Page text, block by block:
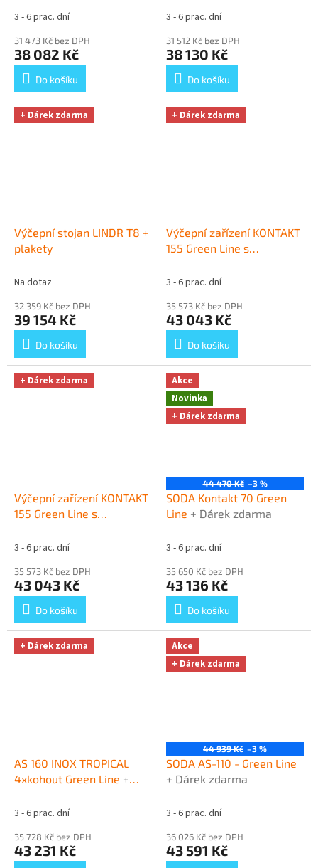
3 - 6 prac. dní
31 473 Kč bez DPH
38 082 Kč
Do košíku
3 - 6 prac. dní
31 512 Kč bez DPH
38 130 Kč
Do košíku
+ Dárek zdarma
Výčepní stojan LINDR T8 +
plakety
Na dotaz
32 359 Kč bez DPH
39 154 Kč
Do košíku
+ Dárek zdarma
Výčepní zařízení KONTAKT
155 Green Line s
bez naražečů
3 - 6 prac. dní
35 573 Kč bez DPH
43 043 Kč
Do košíku
+ Dárek zdarma
Výčepní zařízení KONTAKT
155 Green Line s
bez naražečů
3 - 6 prac. dní
35 573 Kč bez DPH
43 043 Kč
Do košíku
Akce
Novinka
+ Dárek zdarma
44 470 Kč –3 %
SODA Kontakt 70 Green
Line + Dárek zdarma
3 - 6 prac. dní
35 650 Kč bez DPH
43 136 Kč
Do košíku
+ Dárek zdarma
AS 160 INOX TROPICAL
4xkohout Green Line +
3 - 6 prac. dní
35 728 Kč bez DPH
43 231 Kč
Akce
+ Dárek zdarma
44 939 Kč –3 %
SODA AS-110 - Green Line
+ Dárek zdarma
3 - 6 prac. dní
36 026 Kč bez DPH
43 591 Kč